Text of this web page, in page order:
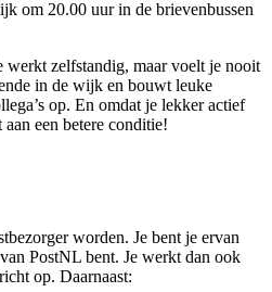
om 20.00 uur in de brievenbussen
werkt zelfstandig, maar voelt je nooit
in de wijk en bouwt leuke
op. En omdat je lekker actief
een betere conditie!
worden. Je bent je ervan
PostNL bent. Je werkt dan ook
op. Daarnaast: